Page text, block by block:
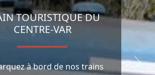
TOURISTIQUE DU
CENTRE-VAR
à bord de nos trains